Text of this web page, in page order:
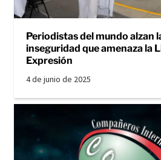
Periodistas del mundo alzan
inseguridad que amenaza la
Expresión
4 de junio de 2025